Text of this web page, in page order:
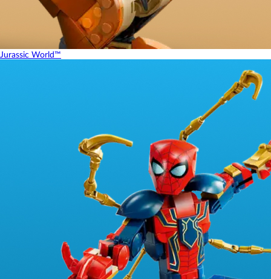
Jurassic World™